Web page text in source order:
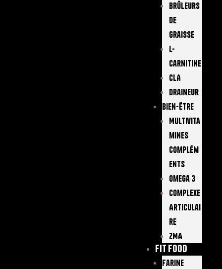
Brûleurs
De
Graisse
L-
Carnitine
CLA
Draineur
Bien-Être
Multivita
Mines
Complém
Ents
Omega 3
Complexe
Articulai
Re
ZMA
FIT FOOD
Farine